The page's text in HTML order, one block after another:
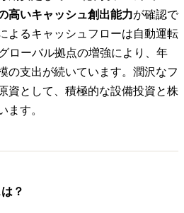
高いキャッシュ創出能力が確認で
よるキャッシュフローは自動運転
ローバル拠点の増強により、年
の支出が続いています。潤沢なフ
資として、積極的な設備投資と株
ます。
？